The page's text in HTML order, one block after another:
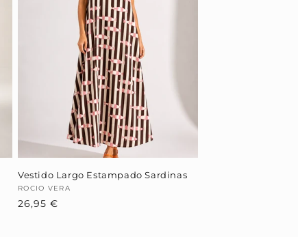
Vestido Largo Estampado Sardinas
Proveedor:
ROCIO VERA
Precio
26,95 €